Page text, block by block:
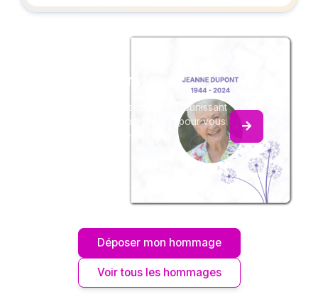
du souvenir
Créez un album collaboratif en réunissant
les hommages à Robert LAMY, pour vous
ou pour une délicate attention.
Déposer mon hommage
Voir tous les hommages